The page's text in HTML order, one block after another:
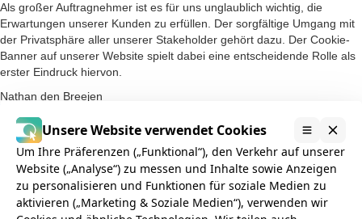
Als großer Auftragnehmer ist es für uns unglaublich wichtig, die
Erwartungen unserer Kunden zu erfüllen. Der sorgfältige Umgang mit
der Privatsphäre aller unserer Stakeholder gehört dazu. Der Cookie-
Banner auf unserer Website spielt dabei eine entscheidende Rolle als
erster Eindruck hiervon.
Nathan den Breejen
Unsere Website verwendet Cookies
Um Ihre Präferenzen („Funktional“), den Verkehr auf unserer
Website („Analyse“) zu messen und Inhalte sowie Anzeigen
zu personalisieren und Funktionen für soziale Medien zu
aktivieren („Marketing & Soziale Medien“), verwenden wir